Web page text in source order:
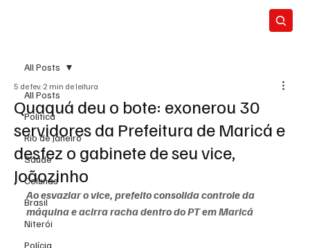
All Posts
Política
Rio de Janeiro
Saúde
Colunas
Brasil
Niterói
Polícia
All Posts
Quaquá deu o bote: exonerou 30
servidores da Prefeitura de Maricá e
desfez o gabinete de seu vice,
Joãozinho
5 de fev. 2 min de leitura
Ao esvaziar o vice, prefeito consolida controle da
máquina e acirra racha dentro do PT em Maricá